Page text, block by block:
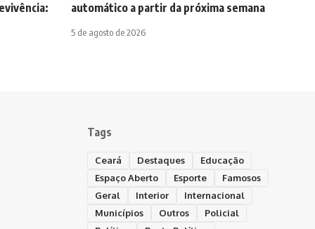
automático a partir da próxima semana
5 de agosto de 2026
Tags
Ceará Destaques
Educação
Espaço Aberto
Esporte
Famosos
Geral
Interior
Internacional
Municípios
Outros
Policial